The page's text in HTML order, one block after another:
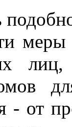
меры
- от